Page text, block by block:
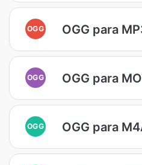
OGG OGG para
OGG OGG para
OGG OGG para